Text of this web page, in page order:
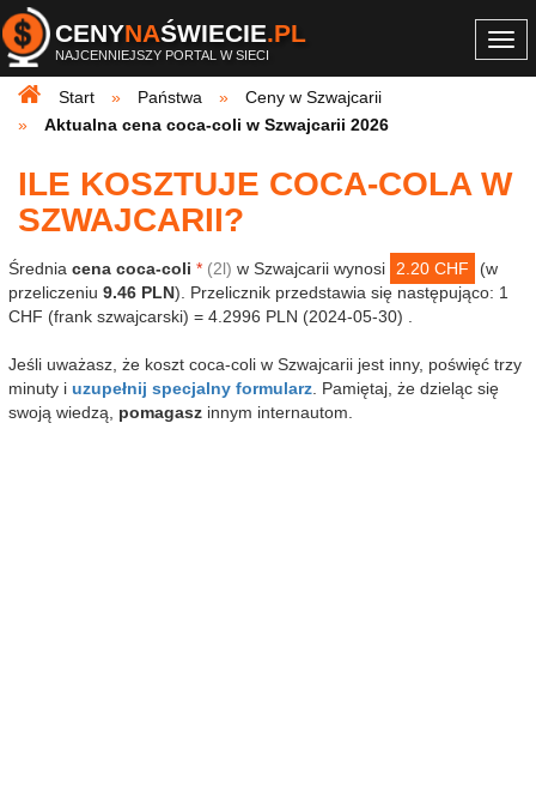
CENYNAŚWIECIE.PL
NAJCENNIEJSZY PORTAL W SIECI
Start
Państwa
Ceny w Szwajcarii
Aktualna cena coca-coli w Szwajcarii 2026
ILE KOSZTUJE COCA-COLA W
SZWAJCARII?
Średnia cena coca-coli * (2l) w Szwajcarii wynosi 2.20 CHF
(w
przeliczeniu 9.46 PLN). Przelicznik przedstawia się następująco: 1
CHF (frank szwajcarski) = 4.2996 PLN (2024-05-30) .
Jeśli uważasz, że koszt coca-coli w Szwajcarii jest inny, poświęć trzy
minuty i uzupełnij specjalny formularz . Pamiętaj, że dzieląc się
swoją wiedzą, pomagasz innym internautom.